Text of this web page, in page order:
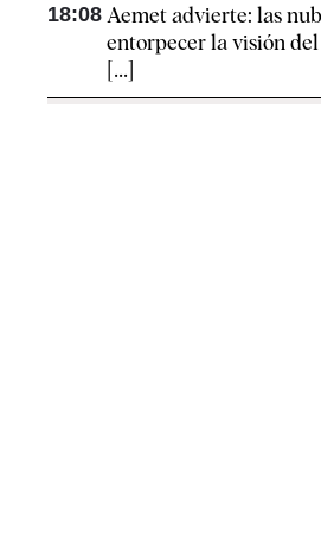
18:08 Aemet advierte: las
entorpecer la visión
[...]